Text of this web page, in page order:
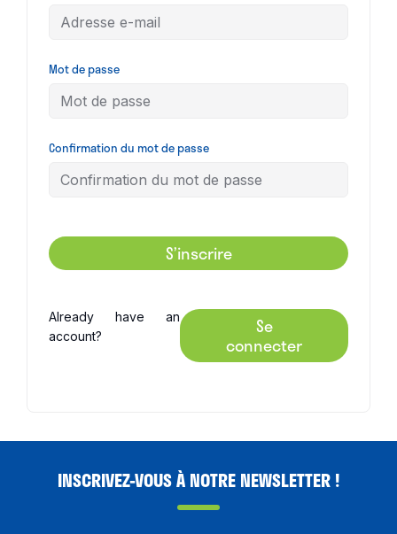
Mot de passe
Confirmation du mot de passe
S’inscrire
Already have an
account?
Se
connecter
INSCRIVEZ-VOUS À NOTRE NEWSLETTER !